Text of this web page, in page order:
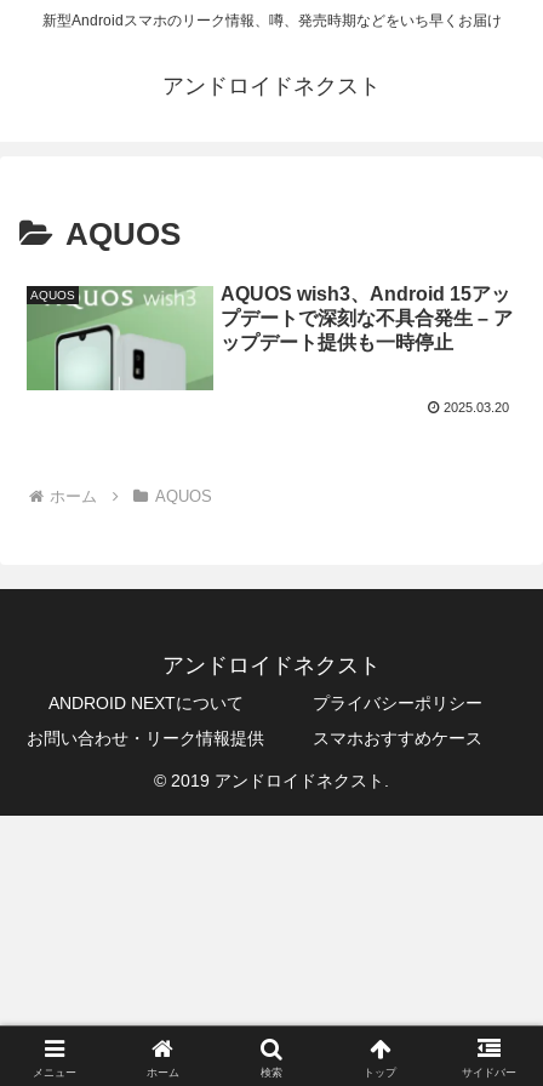
新型Androidスマホのリーク情報、噂、発売時期などをいち早くお届け
アンドロイドネクスト
AQUOS
AQUOS
AQUOS wish3、Android 15アッ
プデートで深刻な不具合発生 – ア
ップデート提供も一時停止
2025.03.20
ホーム AQUOS
アンドロイドネクスト
ANDROID NEXTについて
プライバシーポリシー
お問い合わせ・リーク情報提供
スマホおすすめケース
© 2019 アンドロイドネクスト.
メニュー ホーム 検索 トップ サイドバー